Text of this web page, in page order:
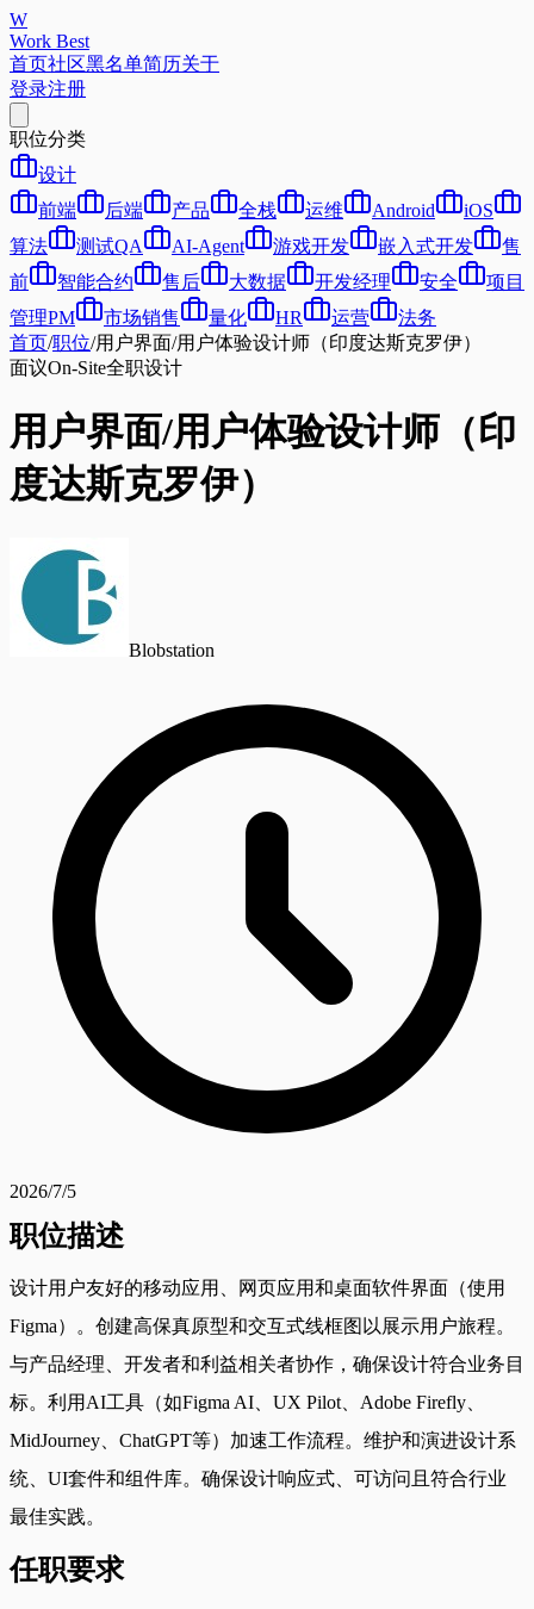
W
Work Best
首页社区黑名单简历关于
登录注册
职位分类
设计
前端
后端 产品 全栈 运维 Android
iOS
算法
测试QA AI-Agent 游戏开发 嵌入式开发
售
前
智能合约 售后 大数据 开发经理 安全
项目
管理PM
市场销售 量化 HR 运营
法务
首页/职位/用户界面/用户体验设计师（印度达斯克罗伊）
面议On-Site全职设计
用户界面/用户体验设计师（印
度达斯克罗伊）
Blobstation
2026/7/5
职位描述
设计用户友好的移动应用、网页应用和桌面软件界面（使用
Figma）。创建高保真原型和交互式线框图以展示用户旅程。
与产品经理、开发者和利益相关者协作，确保设计符合业务目
标。利用AI工具（如Figma AI、UX Pilot、Adobe Firefly、
MidJourney、ChatGPT等）加速工作流程。维护和演进设计系
统、UI套件和组件库。确保设计响应式、可访问且符合行业
最佳实践。
任职要求